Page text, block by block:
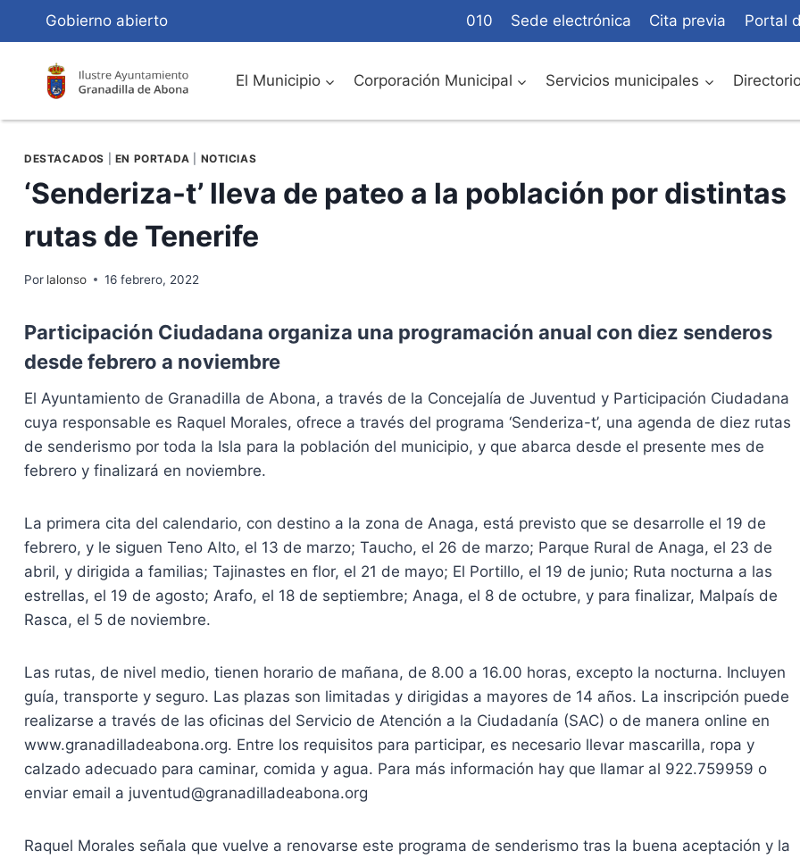
Contenido
Gobierno abierto 010 Sede electrónica Cita previa Portal
El Municipio Corporación Municipal Servicios municipales
DESTACADOS EN PORTADA NOTICIAS
‘Senderiza-t’ lleva de pateo a la población por distintas
rutas de Tenerife
Por lalonso 16 febrero, 2022
Participación Ciudadana organiza una programación anual con diez senderos
desde febrero a noviembre
El Ayuntamiento de Granadilla de Abona, a través de la Concejalía de Juventud y Participación Ciudadana
cuya responsable es Raquel Morales, ofrece a través del programa ‘Senderiza-t’, una agenda de diez rutas
de senderismo por toda la Isla para la población del municipio, y que abarca desde el presente mes de
febrero y finalizará en noviembre.
La primera cita del calendario, con destino a la zona de Anaga, está previsto que se desarrolle el 19 de
febrero, y le siguen Teno Alto, el 13 de marzo; Taucho, el 26 de marzo; Parque Rural de Anaga, el 23 de
abril, y dirigida a familias; Tajinastes en flor, el 21 de mayo; El Portillo, el 19 de junio; Ruta nocturna a las
estrellas, el 19 de agosto; Arafo, el 18 de septiembre; Anaga, el 8 de octubre, y para finalizar, Malpaís de
Rasca, el 5 de noviembre.
Las rutas, de nivel medio, tienen horario de mañana, de 8.00 a 16.00 horas, excepto la nocturna. Incluyen
guía, transporte y seguro. Las plazas son limitadas y dirigidas a mayores de 14 años. La inscripción puede
realizarse a través de las oficinas del Servicio de Atención a la Ciudadanía (SAC) o de manera online en
www.granadilladeabona.org. Entre los requisitos para participar, es necesario llevar mascarilla, ropa y
calzado adecuado para caminar, comida y agua. Para más información hay que llamar al 922.759959 o
enviar email a juventud@granadilladeabona.org
Raquel Morales señala que vuelve a renovarse este programa de senderismo tras la buena aceptación y la